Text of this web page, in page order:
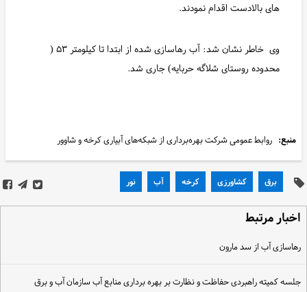
های بالادست اقدام نمودند.
وی خاطر نشان شد: آب رهاسازی شده از ابتدا تا کیلومتر ۵۳ (
محدوده روستای شلاگه حربایه) جاری شد.
منبع: روابط عمومی شرکت بهره‌برداری از شبکه‌های آبیاری کرخه و شاوور
برق کشاورزی کرخه آب نور
اخبار مرتبط
رهاسازی آب از سد مارون
جلسه کمیته راهبردی حفاظت و نظارت بر بهره برداری منابع آب سازمان آب و برق